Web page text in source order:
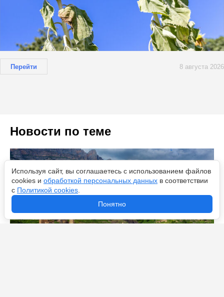
Новости по теме
Перейти 8 августа 2026
Используя сайт, вы соглашаетесь с использованием файлов
cookies и обработкой персональных данных в соответствии
с Политикой cookies
Понятно